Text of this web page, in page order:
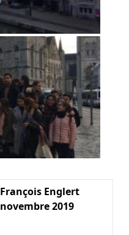
François Englert
novembre 2019